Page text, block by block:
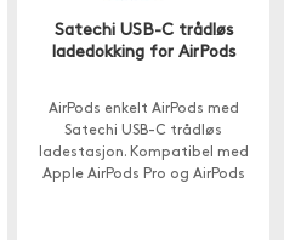
Satechi USB-C trådløs
ladedokking for AirPods
AirPods enkelt AirPods med
Satechi USB-C trådløs
ladestasjon. Kompatibel med
Apple AirPods Pro og AirPods